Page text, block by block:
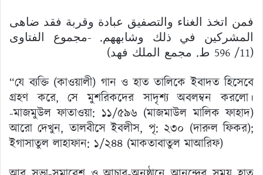
فمن اتخذ الغناء والتصفيق عبادة وقربة فقد ضاهى
المشركين في ذلك وشابههم. -مجموع الفتاوى
(11/ 596 ط. مجمع الملك فهد)
“যে ব্যক্তি (কাওয়ালী) গান ও হাত তালিকে ইবাদত হিসেবে
গ্রহণ করে, সে মুশরিকদের সাদৃশ্য অবলম্বন করলো।
-মাজমুউল ফাতাওয়া: ১১/৫৯৬ (মাজমাউল মালিক ফাহাদ)
আরো দেখুন, তালবীসে ইবলীস, পৃ: ২৩০ (দারুল ফিকর);
ইগাসাতুল লাহাফান: ১/২৪৪ (মাকতাবাতুল মাআরিফ)